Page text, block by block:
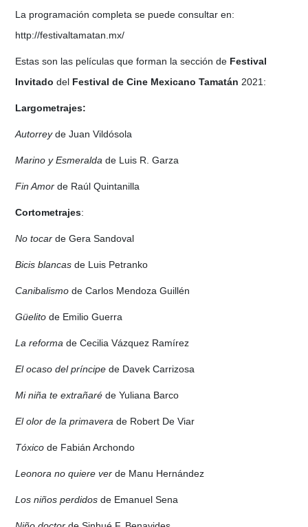
La programación completa se puede consultar en:
http://festivaltamatan.mx/
Estas son las películas que forman la sección de Festival
Invitado del Festival de Cine Mexicano Tamatán 2021:
Largometrajes:
Autorreyde Juan Vildósola
Marino y Esmeralda de Luis R. Garza
Fin Amor de Raúl Quintanilla
Cortometrajes:
No tocar de Gera Sandoval
Bicis blancas de Luis Petranko
Canibalismo de Carlos Mendoza Guillén
Güelito de Emilio Guerra
La reforma de Cecilia Vázquez Ramírez
El ocaso del príncipe de Davek Carrizosa
Mi niña te extrañaré de Yuliana Barco
El olor de la primavera de Robert De Viar
Tóxico de Fabián Archondo
Leonora no quiere ver de Manu Hernández
Los niños perdidos de Emanuel Sena